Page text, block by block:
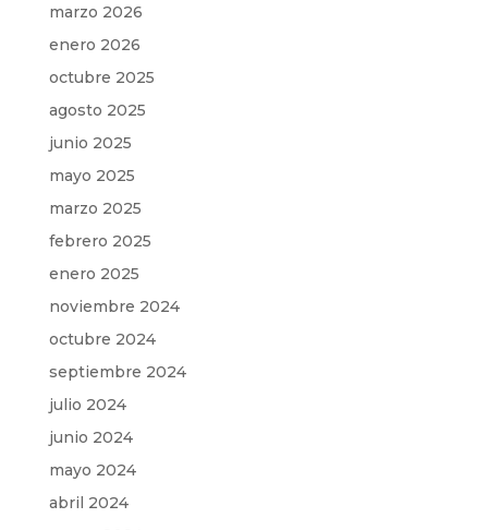
marzo 2026
enero 2026
octubre 2025
agosto 2025
junio 2025
mayo 2025
marzo 2025
febrero 2025
enero 2025
noviembre 2024
octubre 2024
septiembre 2024
julio 2024
junio 2024
mayo 2024
abril 2024